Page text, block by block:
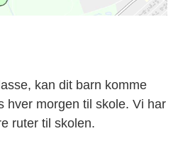
kan dit barn komme
hver morgen til skole. Vi har
ruter til skolen.